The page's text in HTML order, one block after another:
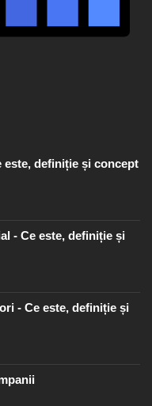
este, definiție și concept
- Ce este, definiție și
- Ce este, definiție și